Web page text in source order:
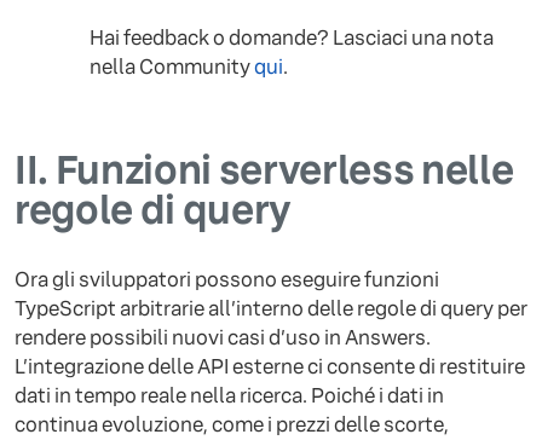
Hai feedback o domande? Lasciaci una nota
nella Communityqui.
II. Funzioni serverless nelle
regole di query
Ora gli sviluppatori possono eseguire funzioni
TypeScript arbitrarie all’interno delle regole di query per
rendere possibili nuovi casi d’uso in Answers.
L’integrazione delle API esterne ci consente di restituire
dati in tempo reale nella ricerca. Poiché i dati in
continua evoluzione, come i prezzi delle scorte,